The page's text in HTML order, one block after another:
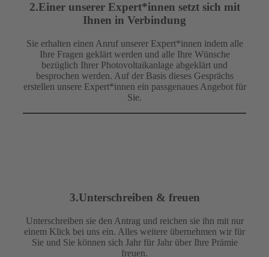
2.Einer unserer Expert*innen setzt sich mit
Ihnen in Verbindung
Sie erhalten einen Anruf unserer Expert*innen indem alle
Ihre Fragen geklärt werden und alle Ihre Wünsche
bezüglich Ihrer Photovoltaikanlage abgeklärt und
besprochen werden. Auf der Basis dieses Gesprächs
erstellen unsere Expert*innen ein passgenaues Angebot für
Sie.
3.Unterschreiben & freuen
Unterschreiben sie den Antrag und reichen sie ihn mit nur
einem Klick bei uns ein. Alles weitere übernehmen wir für
Sie und Sie können sich Jahr für Jahr über Ihre Prämie
freuen.